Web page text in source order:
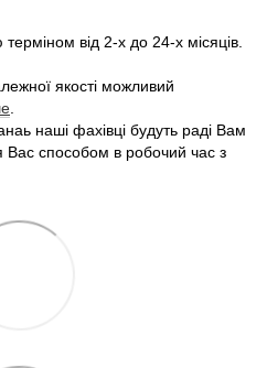
від 2-х до 24-х місяців.
якості можливий
.
наші фахівці будуть раді Вам
Вас способом в робочий час з